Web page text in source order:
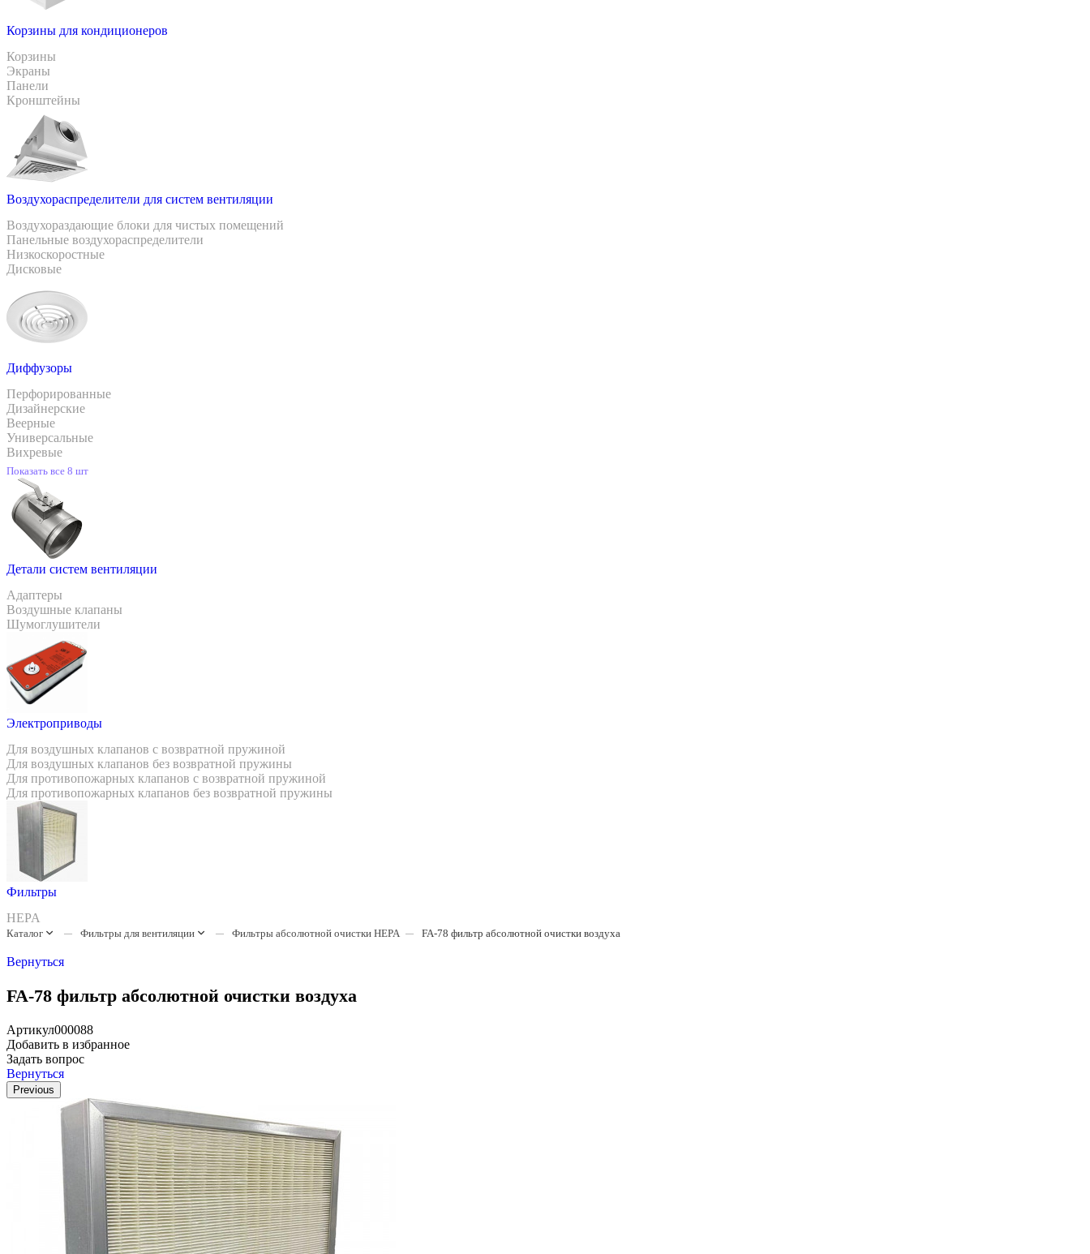
Корзины для кондиционеров
Корзины
Экраны
Панели
Кронштейны
Воздухораспределители для систем вентиляции
Воздухораздающие блоки для чистых помещений
Панельные воздухораспределители
Низкоскоростные
Дисковые
Диффузоры
Перфорированные
Дизайнерские
Веерные
Универсальные
Вихревые
Показать все 8 шт
Детали систем вентиляции
Адаптеры
Воздушные клапаны
Шумоглушители
Электроприводы
Для воздушных клапанов с возвратной пружиной
Для воздушных клапанов без возвратной пружины
Для противопожарных клапанов с возвратной пружиной
Для противопожарных клапанов без возвратной пружины
Фильтры
HEPA
Каталог Фильтры для вентиляции Фильтры абсолютной очистки HEPA FA-78 фильтр абсолютной очистки воздуха
Вернуться
FA-78 фильтр абсолютной очистки воздуха
Артикул000088
Добавить в избранное
Задать вопрос
Вернуться
Previous